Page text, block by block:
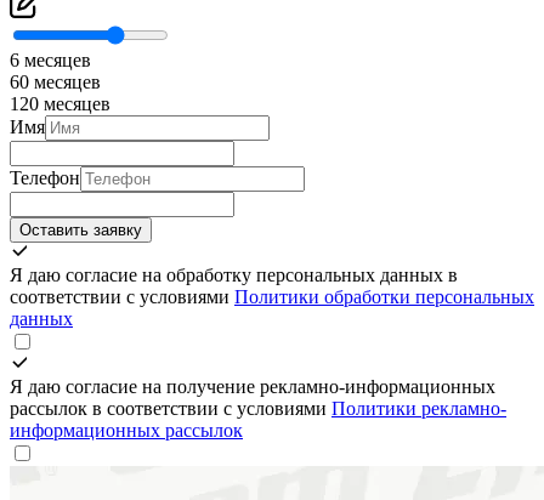
6 месяцев
60 месяцев
120 месяцев
Имя
Телефон
Оставить заявку
Я даю согласие на обработку персональных данных в
соответствии с условиями Политики обработки персональных
данных
Я даю согласие на получение рекламно-информационных
рассылок в соответствии с условиями Политики рекламно-
информационных рассылок